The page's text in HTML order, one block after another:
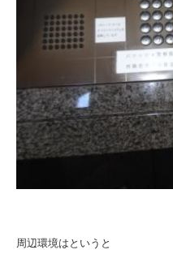
周辺環境はというと